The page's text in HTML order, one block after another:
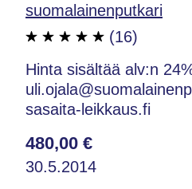
suomalainenputkari
(16)
Hinta sisältää alv:n
sasaita-leikkaus.fi
480,00 €
30.5.2014